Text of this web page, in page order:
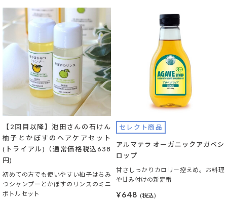
【2回目以降】池田さんの石けん
柚子とかぼすのヘアケアセット
(トライアル)（通常価格税込638
円)
初めての方でも使いやすい柚子はちみ
つシャンプーとかぼすのリンスのミニ
ボトルセット
セレクト商品
アルマテラ オーガニックアガベシ
ロップ
甘さしっかりカロリー控えめ。お料理
や甘み付けの新定番
¥648 (税込)